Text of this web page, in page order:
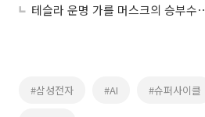
테슬라 운명 가를 머스크의 승부수
#삼성전자 #AI #슈퍼사이클